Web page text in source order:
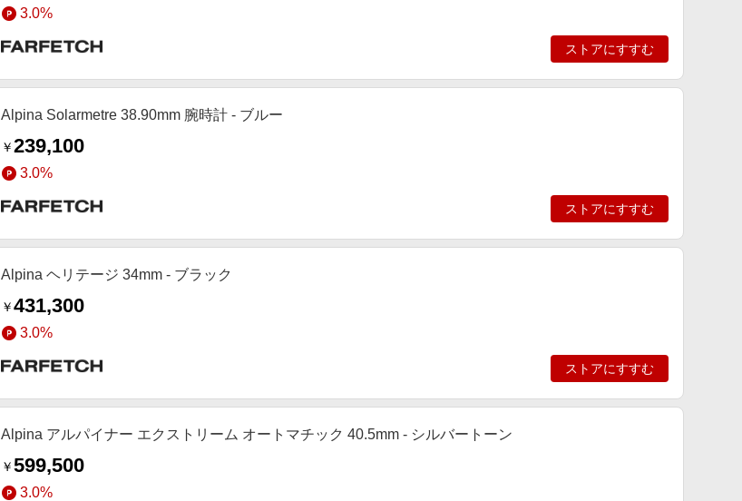
3.0%
ストアにすすむ
Alpina Solarmetre 38.90mm 腕時計 - ブルー
￥239,100
3.0%
ストアにすすむ
Alpina ヘリテージ 34mm - ブラック
￥431,300
3.0%
ストアにすすむ
Alpina アルパイナー エクストリーム オートマチック 40.5mm - シルバートーン
￥599,500
3.0%